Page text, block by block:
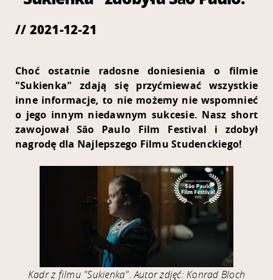
// 2021-12-21
Choć ostatnie radosne doniesienia o filmie
"Sukienka" zdają się przyćmiewać wszystkie
inne informacje, to nie możemy nie wspomnieć
o jego innym niedawnym sukcesie. Nasz short
zawojował São Paulo Film Festival i zdobył
nagrodę dla Najlepszego Filmu Studenckiego!
Kadr z filmu "Sukienka". Autor zdjęć: Konrad Bloch